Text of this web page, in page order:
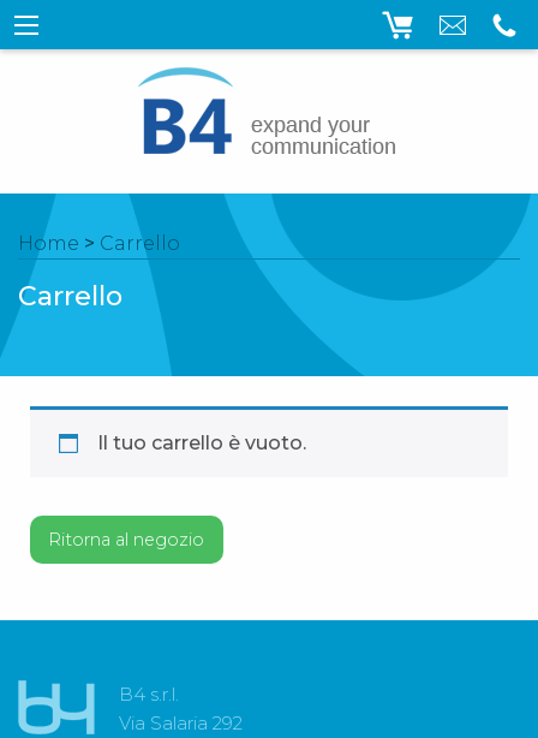
Home > Carrello
Carrello
Il tuo carrello è vuoto.
Ritorna al negozio
B4 s.r.l.
Via Salaria 292